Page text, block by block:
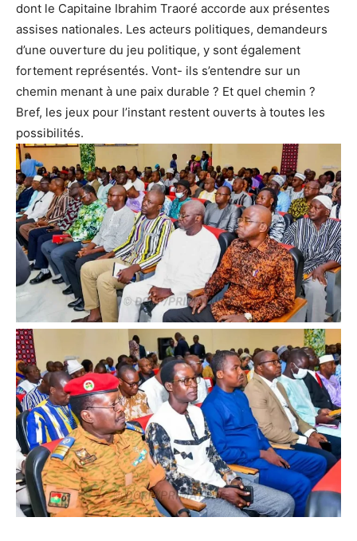
dont le Capitaine Ibrahim Traoré accorde aux présentes
assises nationales. Les acteurs politiques, demandeurs
d’une ouverture du jeu politique, y sont également
fortement représentés. Vont- ils s’entendre sur un
chemin menant à une paix durable ? Et quel chemin ?
Bref, les jeux pour l’instant restent ouverts à toutes les
possibilités.